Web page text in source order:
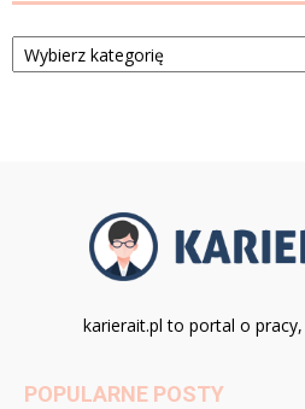
Kategorie
karierait.pl to portal o
POPULARNE POSTY